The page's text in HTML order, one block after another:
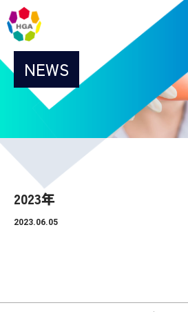
NEWS
2023年
2023.06.05